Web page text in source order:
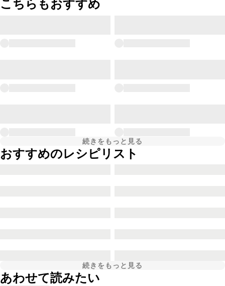
こちらもおすすめ
続きをもっと見る
おすすめのレシピリスト
続きをもっと見る
あわせて読みたい